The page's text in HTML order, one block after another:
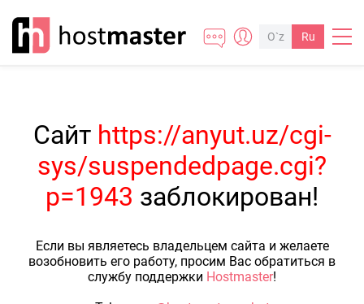
O`z Ru
Сайт https://anyut.uz/cgi-
sys/suspendedpage.cgi?
p=1943 заблокирован!
Если вы являетесь владельцем сайта и желаете
возобновить его работу, просим Вас обратиться в
службу поддержки Hostmaster!